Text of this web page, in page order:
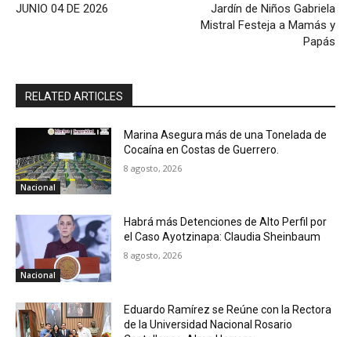
JUNIO 04 DE 2026
Jardín de Niños Gabriela
Mistral Festeja a Mamás y
Papás
RELATED ARTICLES
Nacional
Marina Asegura más de una Tonelada de
Cocaína en Costas de Guerrero.
8 agosto, 2026
Nacional
Habrá más Detenciones de Alto Perfil por
el Caso Ayotzinapa: Claudia Sheinbaum
8 agosto, 2026
Eduardo Ramírez se Reúne con la Rectora
de la Universidad Nacional Rosario